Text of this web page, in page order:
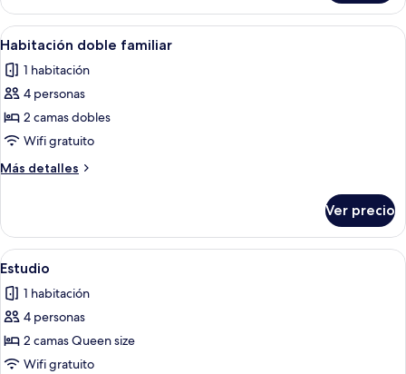
doble
ejecutiva
Abrir
todas
las
fotos
de
Habitación
doble
familiar
Habitación de hotel con dos camas,
2
Habitación doble familiar
1 habitación
4 personas
2 camas dobles
Wifi gratuito
Más detalles
Más
doble
familiar
Ver precio
Abrir
todas
las
fotos
de
Estudio
Una habitación de hotel moderna
4
Estudio
1 habitación
4 personas
2 camas Queen size
Wifi gratuito